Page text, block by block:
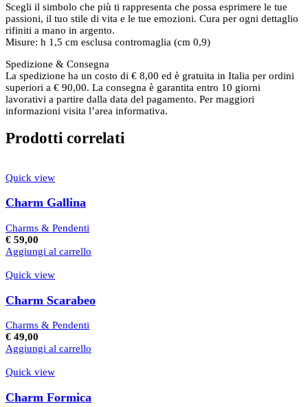
Scegli il simbolo che più ti rappresenta che possa esprimere le tue
passioni, il tuo stile di vita e le tue emozioni. Cura per ogni dettaglio
rifiniti a mano in argento.
Misure: h 1,5 cm esclusa contromaglia (cm 0,9)
Spedizione & Consegna
La spedizione ha un costo di € 8,00 ed è gratuita in Italia per ordini
superiori a € 90,00. La consegna è garantita entro 10 giorni
lavorativi a partire dalla data del pagamento. Per maggiori
informazioni visita l’area informativa.
Prodotti correlati
Quick view
Charm Gallina
Charms & Pendenti
€ 59,00
Aggiungi al carrello
Quick view
Charm Scarabeo
Charms & Pendenti
€ 49,00
Aggiungi al carrello
Quick view
Charm Formica